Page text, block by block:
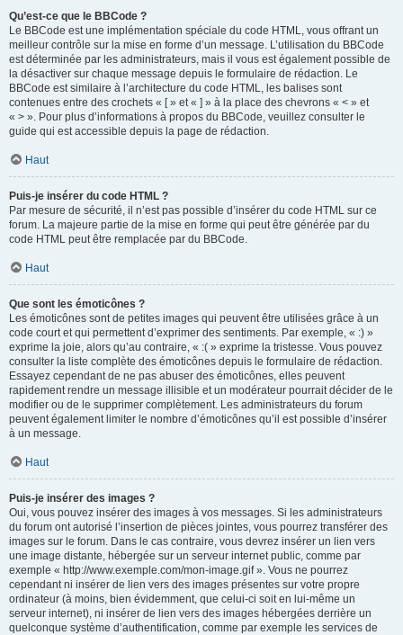
Qu’est-ce que le BBCode ?
Le BBCode est une implémentation spéciale du code HTML, vous offrant un
meilleur contrôle sur la mise en forme d’un message. L’utilisation du BBCode
est déterminée par les administrateurs, mais il vous est également possible de
la désactiver sur chaque message depuis le formulaire de rédaction. Le
BBCode est similaire à l’architecture du code HTML, les balises sont
contenues entre des crochets « [ » et « ] » à la place des chevrons « < » et
« > ». Pour plus d’informations à propos du BBCode, veuillez consulter le
guide qui est accessible depuis la page de rédaction.
Haut
Puis-je insérer du code HTML ?
Par mesure de sécurité, il n’est pas possible d’insérer du code HTML sur ce
forum. La majeure partie de la mise en forme qui peut être générée par du
code HTML peut être remplacée par du BBCode.
Haut
Que sont les émoticônes ?
Les émoticônes sont de petites images qui peuvent être utilisées grâce à un
code court et qui permettent d’exprimer des sentiments. Par exemple, « :) »
exprime la joie, alors qu’au contraire, « :( » exprime la tristesse. Vous pouvez
consulter la liste complète des émoticônes depuis le formulaire de rédaction.
Essayez cependant de ne pas abuser des émoticônes, elles peuvent
rapidement rendre un message illisible et un modérateur pourrait décider de le
modifier ou de le supprimer complètement. Les administrateurs du forum
peuvent également limiter le nombre d’émoticônes qu’il est possible d’insérer
à un message.
Haut
Puis-je insérer des images ?
Oui, vous pouvez insérer des images à vos messages. Si les administrateurs
du forum ont autorisé l’insertion de pièces jointes, vous pourrez transférer des
images sur le forum. Dans le cas contraire, vous devrez insérer un lien vers
une image distante, hébergée sur un serveur internet public, comme par
exemple « http://www.exemple.com/mon-image.gif ». Vous ne pourrez
cependant ni insérer de lien vers des images présentes sur votre propre
ordinateur (à moins, bien évidemment, que celui-ci soit en lui-même un
serveur internet), ni insérer de lien vers des images hébergées derrière un
quelconque système d’authentification, comme par exemple les services de